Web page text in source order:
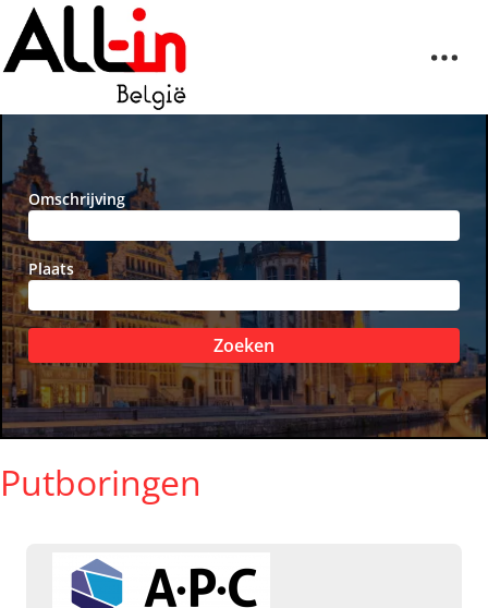
Omschrijving
Plaats
Zoeken
Putboringen